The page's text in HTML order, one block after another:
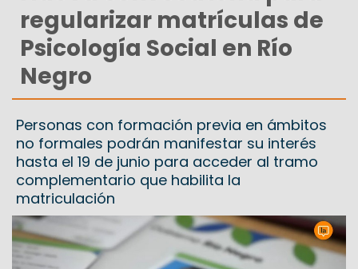
regularizar matrículas de
Psicología Social en Río
Negro
Personas con formación previa en ámbitos
no formales podrán manifestar su interés
hasta el 19 de junio para acceder al tramo
complementario que habilita la
matriculación